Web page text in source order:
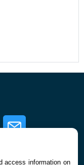
RSS Newsletter
access information on